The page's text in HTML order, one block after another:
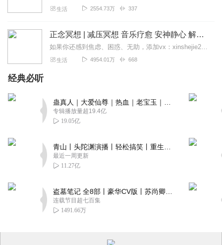
生活 2554.73万 337
正念冥想 | 减压冥想 音乐疗愈 安神静心 解郁降噪
如果你还感到焦虑、困惑、无助，添加vx：xinshejie2018、vx公众号：宣萱心伴，与主播宣萱开启心灵交流之旅，共建温暖的精神家园！如果你喜欢我的内容，请...
生活 4954.01万 668
经典必听
专辑播放量超19.4亿
19.05亿
最近一周更新
11.27亿
连载节目超七百集
1491.66万